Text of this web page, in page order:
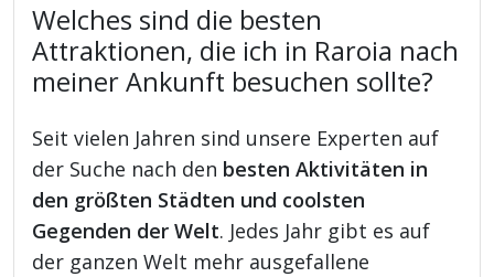
Welches sind die besten
Attraktionen, die ich in Raroia nach
meiner Ankunft besuchen sollte?
Seit vielen Jahren sind unsere Experten auf
der Suche nach den besten Aktivitäten in
den größten Städten und coolsten
Gegenden der Welt. Jedes Jahr gibt es auf
der ganzen Welt mehr ausgefallene